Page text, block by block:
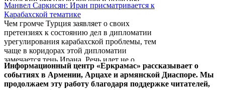
газеты «Hurriyet Daily News» пишет
известный аналитик и журналист Мехмет
Али Биранд.
Израиля занимал и занимает особое место.
И этому не стоит удивляться, поскольку в
текущих реалиях курды и их борьба в
странах региона — мощнейший элемент,
определяющий не только внутреннюю
стабильность этих стран, но и, возможно,
их будущие границы.
Манвел Саркисян: Иран присматривается к
Карабахской тематике
Чем громче Турция заявляет о своих
претензиях к состоянию дел в дипломатии
урегулирования карабахской проблемы, тем
чаще в коридорах этой дипломатии
замечается тень Ирана. Речь идет не о
столько об участии Ирана в дискуссиях,
сколько, о нарастающих контрпретензиях
этой страны к состоянию дел в этой сфере
Информационный центр «Еркрамас» рассказывает о
событиях в Армении, Арцахе и армянской Диаспоре. Мы
продолжаем эту работу благодаря поддержке читателей,